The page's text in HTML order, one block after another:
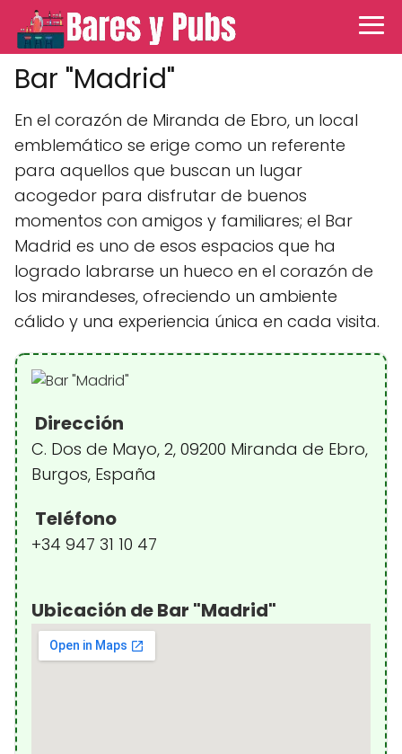
Bar "Madrid"
En el corazón de Miranda de Ebro, un local
emblemático se erige como un referente
para aquellos que buscan un lugar
acogedor para disfrutar de buenos
momentos con amigos y familiares; el Bar
Madrid es uno de esos espacios que ha
logrado labrarse un hueco en el corazón de
los mirandeses, ofreciendo un ambiente
cálido y una experiencia única en cada visita.
Dirección
C. Dos de Mayo, 2, 09200 Miranda de Ebro,
Burgos, España
Teléfono
+34 947 31 10 47
Ubicación de Bar "Madrid"